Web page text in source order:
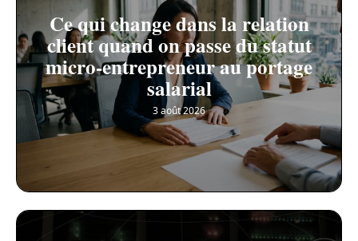
Ce qui change dans la relation
client quand on passe du statut
micro-entrepreneur au portage
salarial
3 août 2026